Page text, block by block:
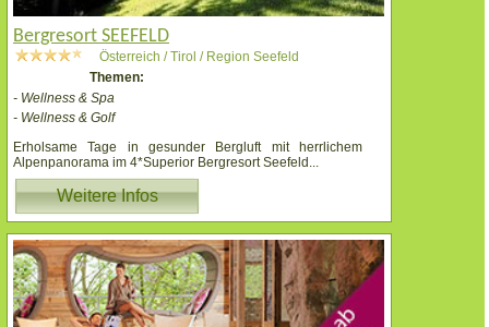
Bergresort SEEFELD
Österreich / Tirol / Region Seefeld
Themen:
- Wellness & Spa
- Wellness & Golf
Erholsame Tage in gesunder Bergluft mit herrlichem
Alpenpanorama im 4*Superior Bergresort Seefeld
Weitere Infos